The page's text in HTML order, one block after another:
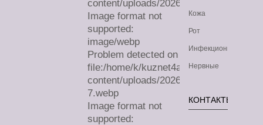
content/uploads/2026/08/sa.webp
Image format not
supported:
image/webp
Problem detected on
file:/home/k/kuznet4a/
content/uploads/2026/07/sa-
7.webp
Image format not
supported:
Кожа
Рот
Инфекционные
Нервные
КОНТАКТЫ